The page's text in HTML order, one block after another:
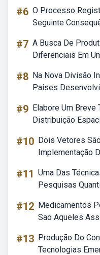
#6 O Processo
Seguinte
#7 A Busca De
Diferenciais Em
#8 Na Nova Divisão
Paises
#9 Elabore Um
Distribuição
#10 Dois Vetores
Implementação
#11 Uma Das
Pesquisas
#12 Medicamentos
Sao Aqueles
#13 Produção Do
Tecnologias